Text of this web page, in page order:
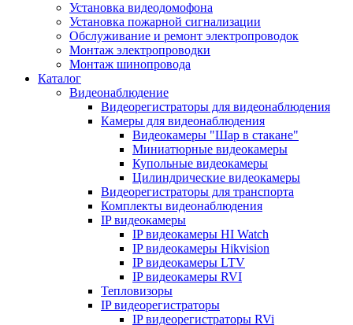
Установка видеодомофона
Установка пожарной сигнализации
Обслуживание и ремонт электропроводок
Монтаж электропроводки
Монтаж шинопровода
Каталог
Видеонаблюдение
Видеорегистраторы для видеонаблюдения
Камеры для видеонаблюдения
Видеокамеры "Шар в стакане"
Миниатюрные видеокамеры
Купольные видеокамеры
Цилиндрические видеокамеры
Видеорегистраторы для транспорта
Комплекты видеонаблюдения
IP видеокамеры
IP видеокамеры HI Watch
IP видеокамеры Hikvision
IP видеокамеры LTV
IP видеокамеры RVI
Тепловизоры
IP видеорегистраторы
IP видеорегистраторы RVi